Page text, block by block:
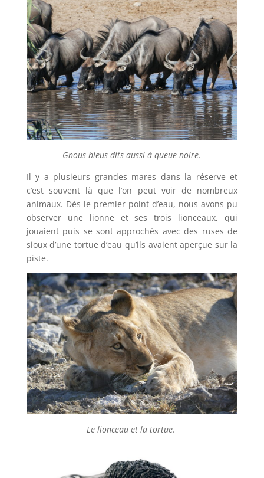
Gnous bleus dits aussi à queue noire.
Il y a plusieurs grandes mares dans la réserve et
c’est souvent là que l’on peut voir de nombreux
animaux. Dès le premier point d’eau, nous avons pu
observer une lionne et ses trois lionceaux, qui
jouaient puis se sont approchés avec des ruses de
sioux d’une tortue d’eau qu’ils avaient aperçue sur la
piste.
Le lionceau et la tortue.